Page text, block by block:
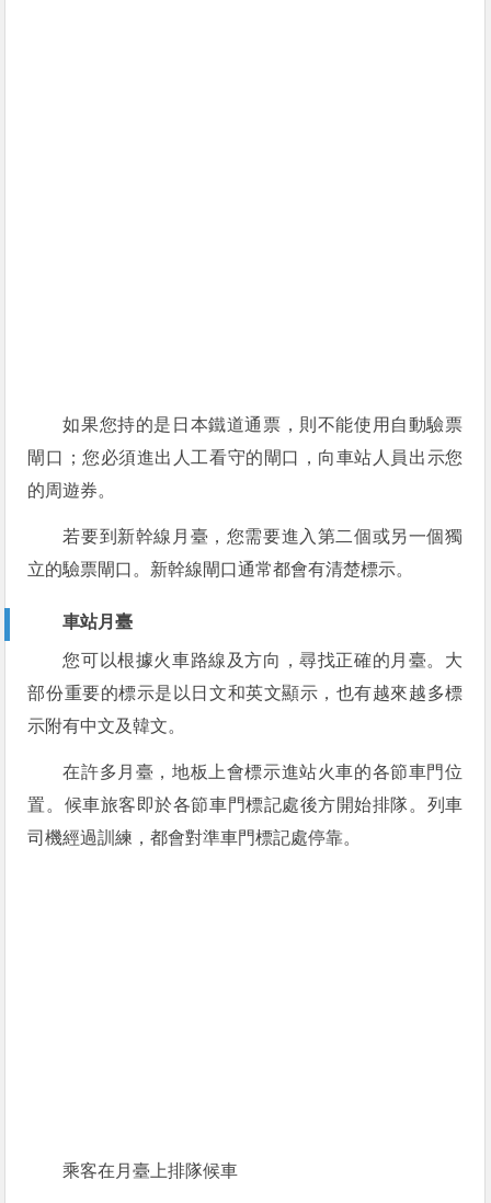
如果您持的是日本鐵道通票，則不能使用自動驗票
閘口；您必須進出人工看守的閘口，向車站人員出示您
的周遊券。
若要到新幹線月臺，您需要進入第二個或另一個獨
立的驗票閘口。新幹線閘口通常都會有清楚標示。
車站月臺
您可以根據火車路線及方向，尋找正確的月臺。大
部份重要的標示是以日文和英文顯示，也有越來越多標
示附有中文及韓文。
在許多月臺，地板上會標示進站火車的各節車門位
置。候車旅客即於各節車門標記處後方開始排隊。列車
司機經過訓練，都會對準車門標記處停靠。
乘客在月臺上排隊候車